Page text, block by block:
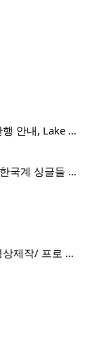
*시애틀 산악회, 7/29/2026, 수요일 정기산행 안내, Lake 22*
Couple.net 1:1 50만쌍 글로벌 매칭 - 미주 한국계 싱글들 모이세요
웹사이트 제작/ 컴퓨터 문제해결/ 유튜브 영상제작/ 프로 사진촬영